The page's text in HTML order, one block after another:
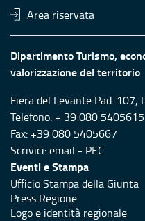
Area riservata
Dipartimento Turismo,
valorizzazione del territorio
Fiera del Levante Pad.
Telefono: + 39 080 5405615
Fax: +39 080 5405667
Scrivici:email - PEC
Eventi e Stampa
Ufficio Stampa della Giunta
Press Regione
Logo e identità regionale